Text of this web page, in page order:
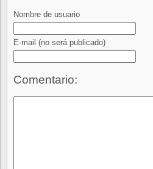
Nombre de usuario
E-mail (no será publicado)
Comentario: